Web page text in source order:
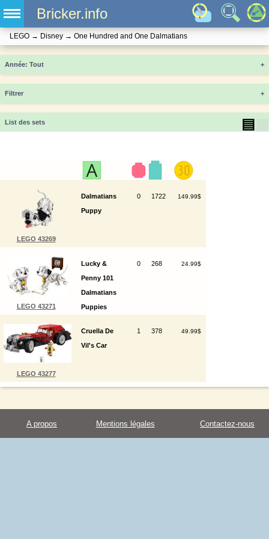
Bricker.info
LEGO → Disney → One Hundred and One Dalmatians
Année +
Filtrer +
List des sets ▤
LEGO 43269
Dalmatians
Puppy
0 1722 149.99$
LEGO 43271
Lucky &
Penny 101
Dalmatians
Puppies
0 268 24.99$
LEGO 43277
Cruella De
Vil's Car
1 378 49.99$
A propos Mentions légales Contactez-nous